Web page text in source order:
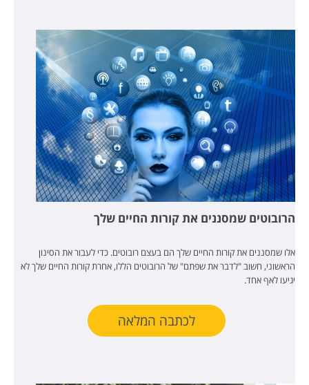
הרובוטים שמסננים את קורות החיים שלך
אלו שמסננים את קורות החיים שלך הם בעצם רובוטים. כדי לעבור את הסינון
הראשוני, חשוב "לדבר את שפתם" של הרובוטים הללו, אחרת קורות החיים שלך לא
יגיעו לאף אחד.
לכתבה המלאה